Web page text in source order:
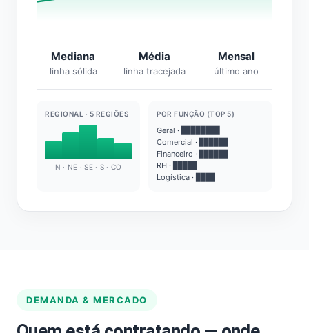
Mediana
linha sólida
Média
linha tracejada
Mensal
último ano
REGIONAL · 5 REGIÕES
N · NE · SE · S · CO
POR FUNÇÃO (TOP 5)
Geral · ████████
Comercial · ██████
Financeiro · ██████
RH · █████
Logística · ████
DEMANDA & MERCADO